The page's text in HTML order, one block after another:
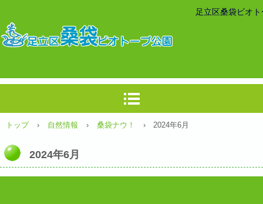
足立区桑袋ビオ
トップ › 自然情報 › 桑袋ナウ！ › 2024年6月
2024年6月